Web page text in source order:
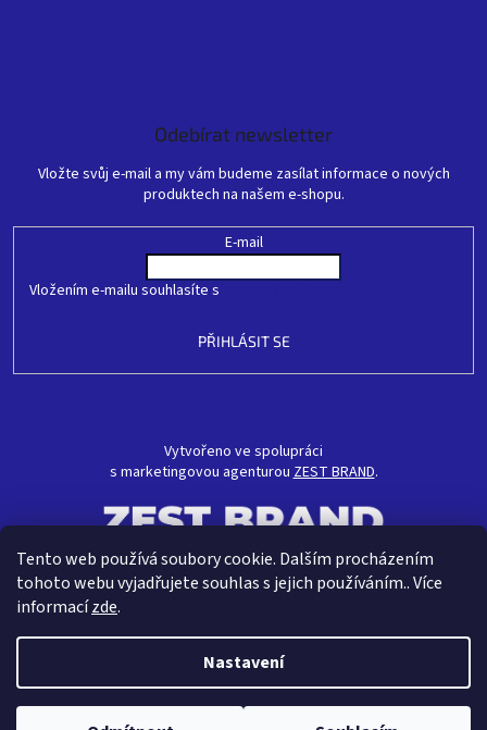
Tento web používá soubory cookie. Dalším procházením
tohoto webu vyjadřujete souhlas s jejich používáním.. Více
informacízde.
Nastavení
Odebírat newsletter
Vložte svůj e-mail a my vám budeme zasílat informace o nových
produktech na našem e-shopu.
E-mail
Vložením e-mailu souhlasíte s
PŘIHLÁSIT SE
Vytvořeno ve spolupráci
s marketingovou agenturou ZEST BRAND.
Vytvořil Shoptet